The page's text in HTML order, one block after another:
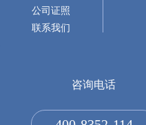
公司证照
联系我们
咨询电话